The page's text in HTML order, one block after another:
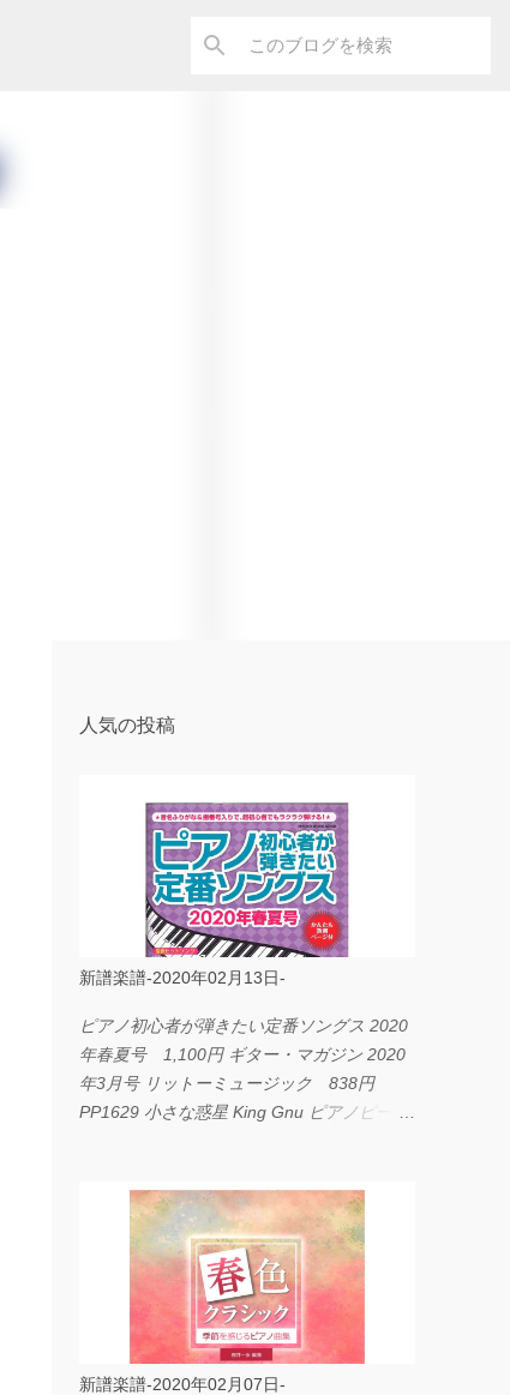
人気の投稿
新譜楽譜-2020年02月13日-
ピアノ初心者が弾きたい定番ソングス 2020
年春夏号 1,100円 ギター・マガジン 2020
年3月号 リットーミュージック 838円
PP1629 小さな惑星 King Gnu ピアノピース
LOVE... Official髭男dism バンドピース フェ
アリー 825円
新譜楽譜-2020年02月07日-